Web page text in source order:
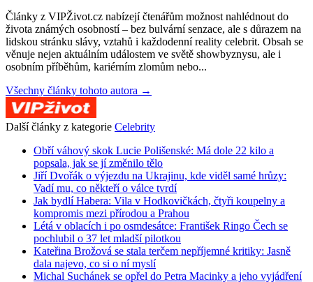
Články z VIPŽivot.cz nabízejí čtenářům možnost nahlédnout do
života známých osobností – bez bulvární senzace, ale s důrazem na
lidskou stránku slávy, vztahů i každodenní reality celebrit. Obsah se
věnuje nejen aktuálním událostem ve světě showbyznysu, ale i
osobním příběhům, kariérním zlomům nebo...
Všechny články tohoto autora →
Další články z kategorie Celebrity
Obří váhový skok Lucie Polišenské: Má dole 22 kilo a
popsala, jak se jí změnilo tělo
Jiří Dvořák o výjezdu na Ukrajinu, kde viděl samé hrůzy:
Vadí mu, co někteří o válce tvrdí
Jak bydlí Habera: Vila v Hodkovičkách, čtyři koupelny a
kompromis mezi přírodou a Prahou
Létá v oblacích i po osmdesátce: František Ringo Čech se
pochlubil o 37 let mladší pilotkou
Kateřina Brožová se stala terčem nepříjemné kritiky: Jasně
dala najevo, co si o ní myslí
Michal Suchánek se opřel do Petra Macinky a jeho vyjádření